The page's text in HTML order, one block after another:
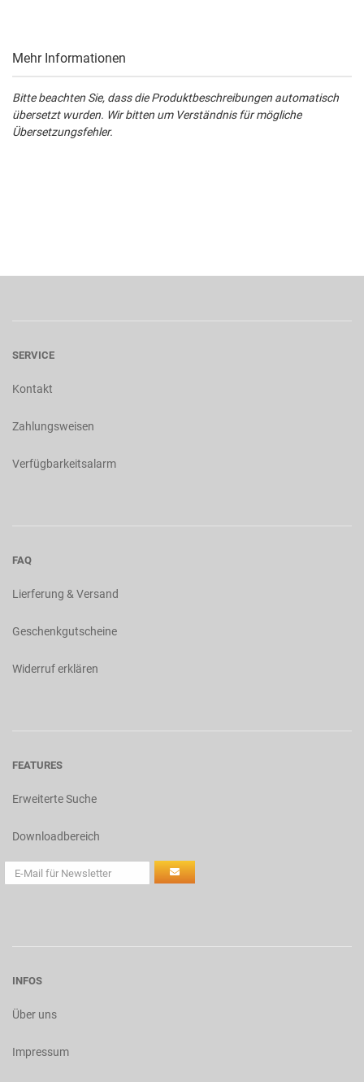
Mehr Informationen
Bitte beachten Sie, dass die Produktbeschreibungen automatisch
übersetzt wurden. Wir bitten um Verständnis für mögliche
Übersetzungsfehler.
SERVICE
Kontakt
Zahlungsweisen
Verfügbarkeitsalarm
FAQ
Lierferung & Versand
Geschenkgutscheine
Widerruf erklären
FEATURES
Erweiterte Suche
Downloadbereich
INFOS
Über uns
Impressum